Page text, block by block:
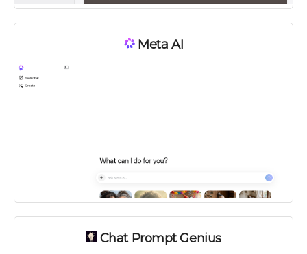
Meta AI
Chat Prompt Genius